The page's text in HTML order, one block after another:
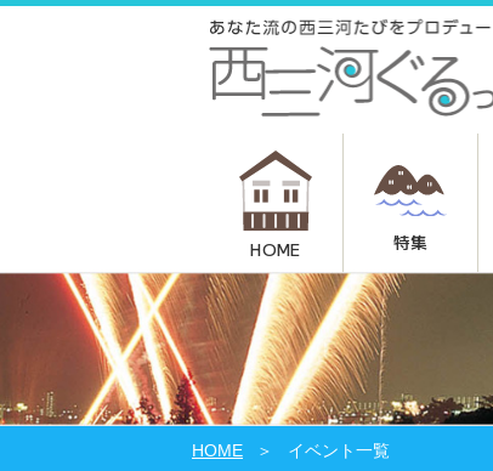
HOME 特集
HOME イベント一覧